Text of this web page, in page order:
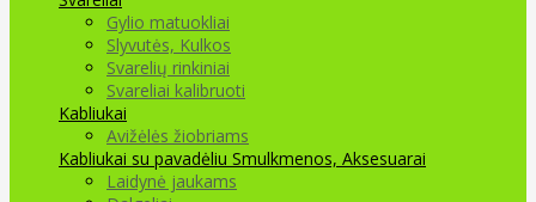
Gylio matuokliai
Slyvutės, Kulkos
Svarelių rinkiniai
Svareliai kalibruoti
Kabliukai
Avižėlės žiobriams
Kabliukai su pavadėliu Smulkmenos, Aksesuarai
Laidynė jaukams